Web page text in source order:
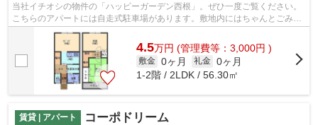
当社イチオシの物件の「ハッピーガーデン西根」。ぜひ一度ご覧ください。
こちらのアパートには自走式駐車場があります。敷地内にはちゃんとごみ置
き場もあります。こちらの物件はアパ...
4.5万円 (管理費等：3,000円 )
敷金 0ヶ月 礼金 0ヶ月
1-2階 / 2LDK / 56.30㎡
賃貸 | アパート コーポドリーム